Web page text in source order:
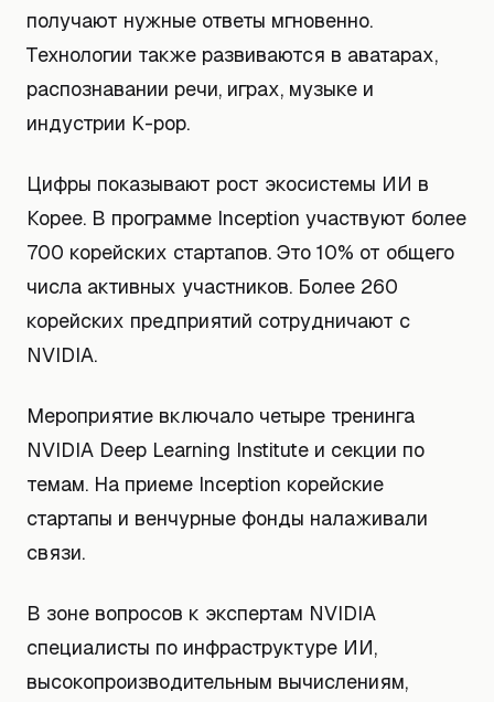
получают нужные ответы мгновенно.
Технологии также развиваются в аватарах,
распознавании речи, играх, музыке и
индустрии K-pop.
Цифры показывают рост экосистемы ИИ в
Корее. В программе Inception участвуют более
700 корейских стартапов. Это 10% от общего
числа активных участников. Более 260
корейских предприятий сотрудничают с
NVIDIA.
Мероприятие включало четыре тренинга
NVIDIA Deep Learning Institute и секции по
темам. На приеме Inception корейские
стартапы и венчурные фонды налаживали
связи.
В зоне вопросов к экспертам NVIDIA
специалисты по инфраструктуре ИИ,
высокопроизводительным вычислениям,